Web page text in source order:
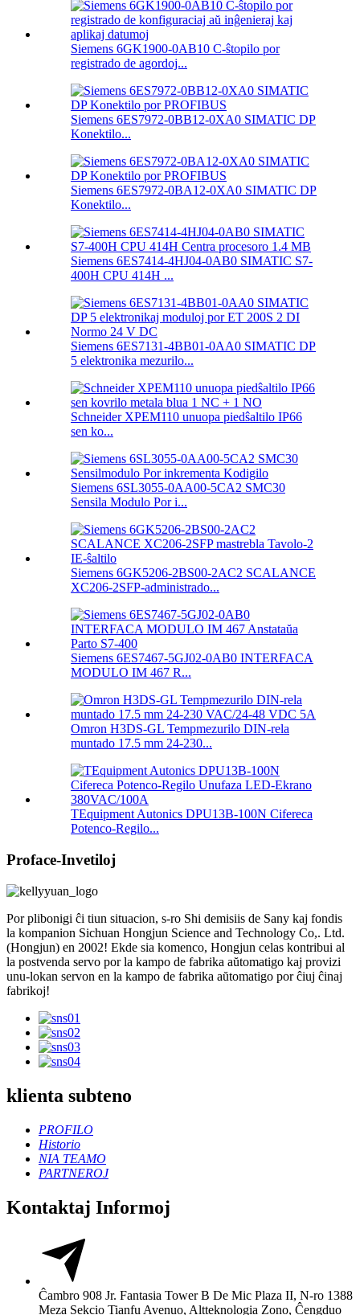
Siemens 6GK1900-0AB10 C-ŝtopilo por
registrado de agordoj...
Siemens 6ES7972-0BB12-0XA0 SIMATIC DP
Konektilo...
Siemens 6ES7972-0BA12-0XA0 SIMATIC DP
Konektilo...
Siemens 6ES7414-4HJ04-0AB0 SIMATIC S7-
400H CPU 414H ...
Siemens 6ES7131-4BB01-0AA0 SIMATIC DP
5 elektronika mezurilo...
Schneider XPEM110 unuopa piedŝaltilo IP66
sen ko...
Siemens 6SL3055-0AA00-5CA2 SMC30
Sensila Modulo Por i...
Siemens 6GK5206-2BS00-2AC2 SCALANCE
XC206-2SFP-administrado...
Siemens 6ES7467-5GJ02-0AB0 INTERFACA
MODULO IM 467 R...
Omron H3DS-GL Tempmezurilo DIN-rela
muntado 17.5 mm 24-230...
TEquipment Autonics DPU13B-100N Cifereca
Potenco-Regilo...
Proface-Invetiloj
Por plibonigi ĉi tiun situacion, s-ro Shi demisiis de Sany kaj fondis
la kompanion Sichuan Hongjun Science and Technology Co,. Ltd.
(Hongjun) en 2002! Ekde sia komenco, Hongjun celas kontribui al
la postvenda servo por la kampo de fabrika aŭtomatigo kaj provizi
unu-lokan servon en la kampo de fabrika aŭtomatigo por ĉiuj ĉinaj
fabrikoj!
klienta subteno
PROFILO
Historio
NIA TEAMO
PARTNEROJ
Kontaktaj Informoj
Ĉambro 908 Jr. Fantasia Tower B De Mic Plaza II, N-ro 1388
Meza Sekcio Tianfu Avenuo, Altteknologia Zono, Ĉengduo